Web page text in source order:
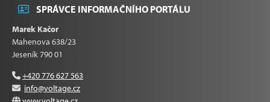
SPRÁVCE INFORMAČNÍHO PORTÁLU
Marek Kačor
Mahenova 638/23
Jeseník 790 01
+420 776 627 563
info@voltage.cz